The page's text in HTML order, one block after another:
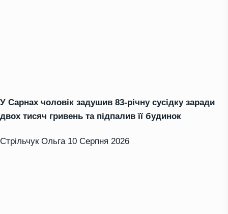
У Сарнах чоловік задушив 83-річну сусідку заради
двох тисяч гривень та підпалив її будинок
Стрільчук Ольга 10 Серпня 2026